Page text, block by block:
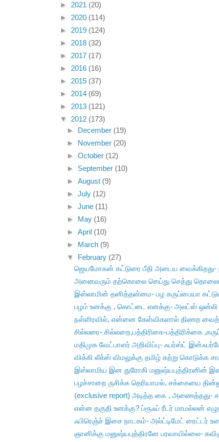
► 2021 (20)
► 2020 (114)
► 2019 (124)
► 2018 (32)
► 2017 (17)
► 2016 (16)
► 2015 (37)
► 2014 (69)
► 2013 (121)
▼ 2012 (173)
►
December (19)
►
November (20)
►October (12)
► September (10)
►August (9)
►July (12)
►June (11)
►
May (16)
►April (10)
►
March (9)
▼
February (27)
ஜெயமோகன் கட்டுரை பீதி அடைய வைக்கிறது-
அனைவரும் தற்கொலை செய்து செத்து
இஸ்லாமின் தனித்தன்மை- பழ கருப்பையா
பழம் உனக்கு , கொட்டை எனக்கு- அலட்ஸ் ஒன்லி
நள்ளிரவில், என்னை கேள்விகளால் திணற
சில்லரை- சில்லறை,பத்திரிகை-பத்திரிக்கை
மதிமுக வேட்பாளர் அறிவிப்பு- ஃபர்ஸ்ட்
விக்கி லீக்ஸ் விமலுக்கு தமிழ் கற்று கொடுக்க
இஸ்லாமிய இன துரோகி மனுஷ்யபுத்திரனின்
பழச்சாறை ருசிக்க தெரியாமல், சக்கையை
(exclusive report) அடித்த கை , அணைத்தது-
என்ன தகுதி உனக்கு? ப்ரூஃப் ரீடர் மாமல்லன்
ஃபிரெஞ்ச் இசை நாடகம்- அல்ட்டிமேட் ரைட்டர்
ஞானிக்கு மனுஷ்யபுத்திரனே பரவாயில்லை-